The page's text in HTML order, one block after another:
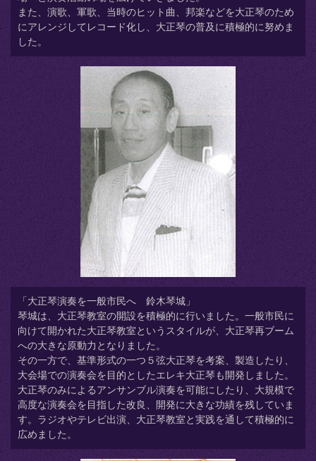
また、演歌、軍歌、当時のヒット曲、邦楽などを大正琴のため
にアレンジしてレコード化し、大正琴の普及に積極的に努めま
した。
「大正琴演奏を一般市民へ 鈴木琴城」
琴城は、大正琴教室の開設を積極的に行いました。一般市民に
向けて開かれた大正琴教室というスタイルが、大正琴再ブーム
への大きな原動力となりました。
その一方で、基準形式の一つ５弦大正琴を考案、製造したり、
大会場での演奏会を目的としたエレキ大正琴も開発しました。
大正琴のみによるアンサンブル演奏を可能にしたり、大規模で
高度な演奏会を目指した改良、開発に大きな功績を残していま
す。ラジオやテレビ出演、大正琴教室と実践を通して積極的に
広めました。